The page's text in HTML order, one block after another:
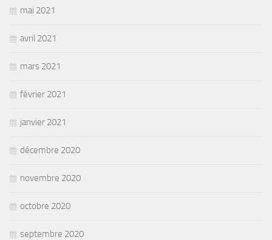
mai 2021
avril 2021
mars 2021
février 2021
janvier 2021
décembre 2020
novembre 2020
octobre 2020
septembre 2020